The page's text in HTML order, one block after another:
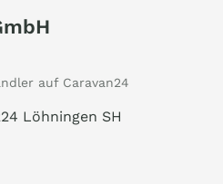
auf Caravan24
Löhningen SH